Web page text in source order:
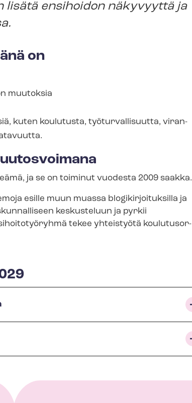
lisätä ensihoidon näkyvyyttä ja
on
muutoksia
kuten koulutusta, työturvallisuutta, vi­ran­
ja se on toiminut vuodesta 2009 saakka.
esille muun muassa blo­gi­kir­joi­tuk­sil­la ja
keskusteluun ja pyrkii
tekee yhteistyötä kou­lu­tusor­